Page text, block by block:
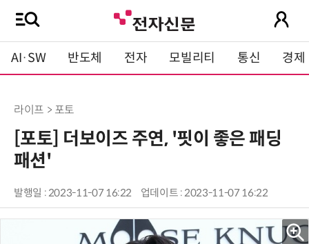
AI·SW 반도체 전자 모빌리티 통신 경제
라이프 > 포토
[포토] 더보이즈 주연, '핏이 좋은 패딩
패션'
발행일 : 2023-11-07 16:22 업데이트 : 2023-11-07 16:22